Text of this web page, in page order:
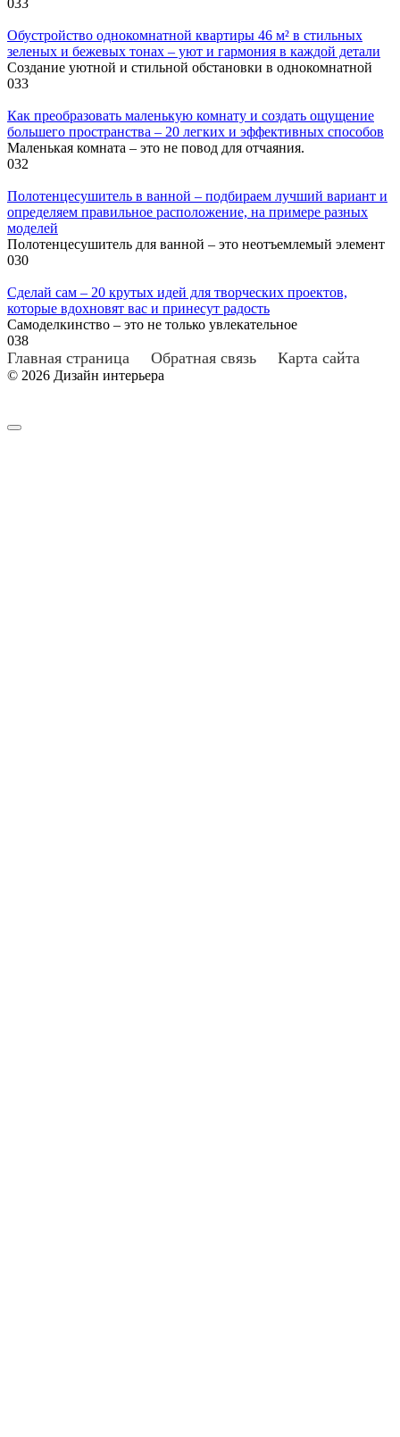
Обустройство однокомнатной квартиры 46 м² в стильных
зеленых и бежевых тонах – уют и гармония в каждой детали
Создание уютной и стильной обстановки в однокомнатной
033
Как преобразовать маленькую комнату и создать ощущение
большего пространства – 20 легких и эффективных способов
Маленькая комната – это не повод для отчаяния.
032
Полотенцесушитель в ванной – подбираем лучший вариант и
определяем правильное расположение, на примере разных
моделей
Полотенцесушитель для ванной – это неотъемлемый элемент
030
Сделай сам – 20 крутых идей для творческих проектов,
которые вдохновят вас и принесут радость
Самоделкинство – это не только увлекательное
038
Главная страница Обратная связь Карта сайта
© 2026 Дизайн интерьера